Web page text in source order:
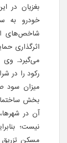
بغزیان در
خودرو به
شاخص‌های
اثرگذاری
می‌گیرد. وی
رکود را در
میزان
بخش
آن در
نیست؛
مسکن